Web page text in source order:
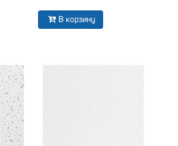
В корзину